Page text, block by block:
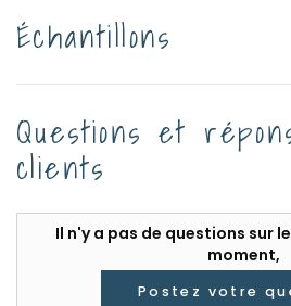
Échantillons
Questions et
clients
Il n'y a pas de questions sur
moment,
Postez votre